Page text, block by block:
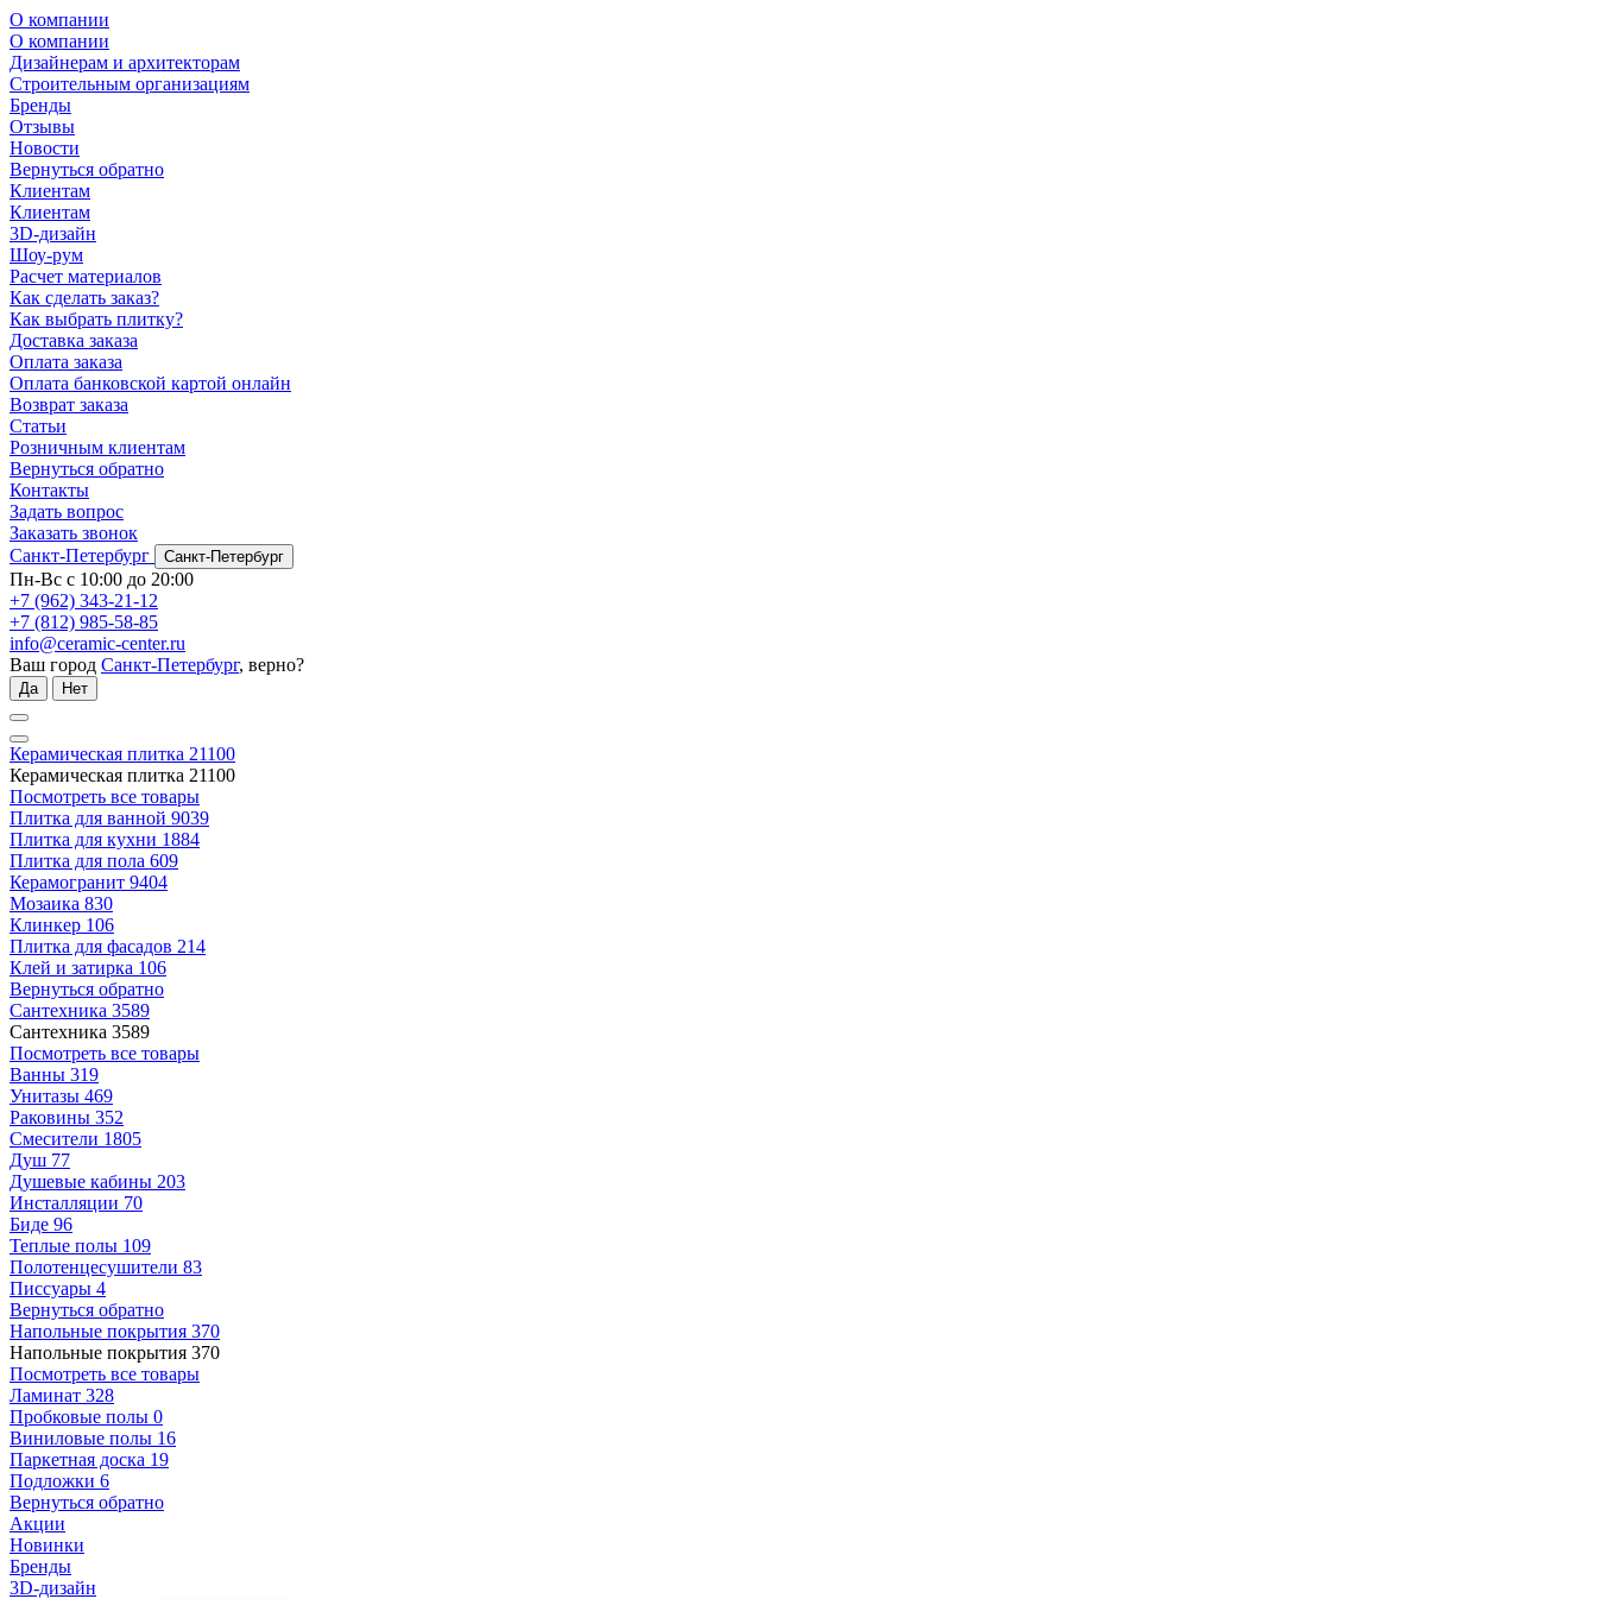
О компании
О компании
Дизайнерам и архитекторам
Строительным организациям
Бренды
Отзывы
Новости
Вернуться обратно
Клиентам
Клиентам
3D-дизайн
Шоу-рум
Расчет материалов
Как сделать заказ?
Как выбрать плитку?
Доставка заказа
Оплата заказа
Оплата банковской картой онлайн
Возврат заказа
Статьи
Розничным клиентам
Вернуться обратно
Контакты
Задать вопрос
Заказать звонок
Санкт-Петербург
Санкт-Петербург
Пн-Вс с 10:00 до 20:00
+7 (962) 343-21-12
+7 (812) 985-58-85
info@ceramic-center.ru
Ваш город Санкт-Петербург, верно?
Да Нет
Керамическая плитка 21100
Керамическая плитка 21100
Посмотреть все товары
Плитка для ванной 9039
Плитка для кухни 1884
Плитка для пола 609
Керамогранит 9404
Мозаика 830
Клинкер 106
Плитка для фасадов 214
Клей и затирка 106
Вернуться обратно
Сантехника 3589
Сантехника 3589
Посмотреть все товары
Ванны 319
Унитазы 469
Раковины 352
Смесители 1805
Душ 77
Душевые кабины 203
Инсталляции 70
Биде 96
Теплые полы 109
Полотенцесушители 83
Писсуары 4
Вернуться обратно
Напольные покрытия 370
Напольные покрытия 370
Посмотреть все товары
Ламинат 328
Пробковые полы 0
Виниловые полы 16
Паркетная доска 19
Подложки 6
Вернуться обратно
Акции
Новинки
Бренды
3D-дизайн